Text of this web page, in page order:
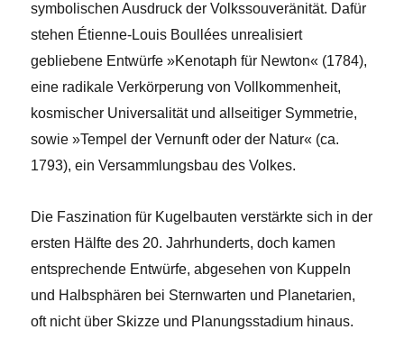
symbolischen Ausdruck der Volkssouveränität. Dafür
stehen Étienne-Louis Boullées unrealisiert
gebliebene Entwürfe »Kenotaph für Newton« (1784),
eine radikale Verkörperung von Vollkommenheit,
kosmischer Universalität und allseitiger Symmetrie,
sowie »Tempel der Vernunft oder der Natur« (ca.
1793), ein Versammlungsbau des Volkes.
Die Faszination für Kugelbauten verstärkte sich in der
ersten Hälfte des 20. Jahrhunderts, doch kamen
entsprechende Entwürfe, abgesehen von Kuppeln
und Halbsphären bei Sternwarten und Planetarien,
oft nicht über Skizze und Planungsstadium hinaus.